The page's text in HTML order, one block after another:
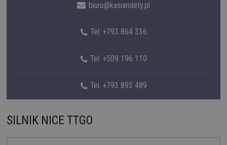
biuro@kasiarolety.pl
Tel. +793 864 336
Tel. +509 196 110
Tel. +793 893 489
SILNIK NICE TTGO